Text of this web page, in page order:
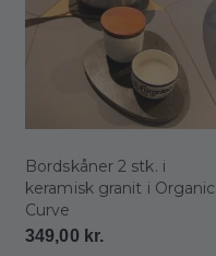
Bordskåner 2 stk. i
keramisk granit i Organic
Curve
349,00 kr.